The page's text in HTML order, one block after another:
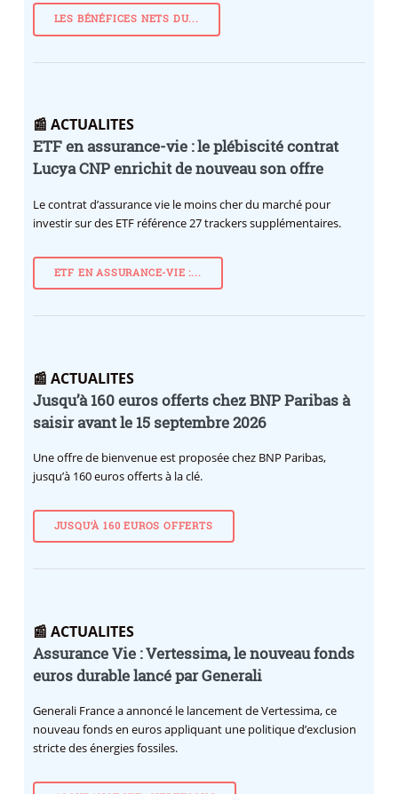
LES BÉNÉFICES NETS DU...
📰 ACTUALITES
ETF en assurance-vie : le plébiscité contrat
Lucya CNP enrichit de nouveau son offre
Le contrat d’assurance vie le moins cher du marché pour
investir sur des ETF référence 27 trackers supplémentaires.
ETF EN ASSURANCE-VIE :...
📰 ACTUALITES
Jusqu’à 160 euros offerts chez BNP Paribas à
saisir avant le 15 septembre 2026
Une offre de bienvenue est proposée chez BNP Paribas,
jusqu’à 160 euros offerts à la clé.
JUSQU’À 160 EUROS OFFERTS
📰 ACTUALITES
Assurance Vie : Vertessima, le nouveau fonds
euros durable lancé par Generali
Generali France a annoncé le lancement de Vertessima, ce
nouveau fonds en euros appliquant une politique d’exclusion
stricte des énergies fossiles.